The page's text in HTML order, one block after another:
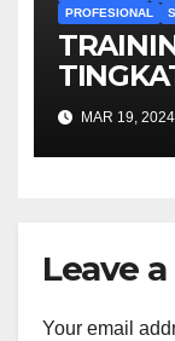
PROFESIONAL
MAR 19, 2024
Leave
Your email